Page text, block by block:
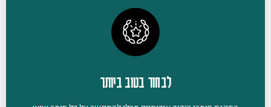
לבחור בטוב ביותר